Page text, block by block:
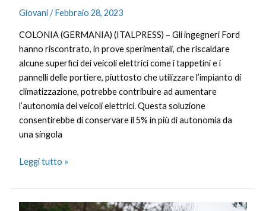
Giovani/Febbraio 28, 2023
COLONIA (GERMANIA) (ITALPRESS) – Gli ingegneri Ford
hanno riscontrato, in prove sperimentali, che riscaldare
alcune superfici dei veicoli elettrici come i tappetini e i
pannelli delle portiere, piuttosto che utilizzare l’impianto di
climatizzazione, potrebbe contribuire ad aumentare
l’autonomia dei veicoli elettrici. Questa soluzione
consentirebbe di conservare il 5% in più di autonomia da
una singola
Leggi tutto »
Arriva